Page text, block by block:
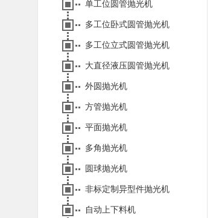
单工位圆管抛光机
多工位卧式圆管抛光机
多工位立式圆管抛光机
大直径液压圆管抛光机
外圆抛光机
方管抛光机
平面抛光机
多角抛光机
圆球抛光机
非标定制异型件抛光机
自动上下料机